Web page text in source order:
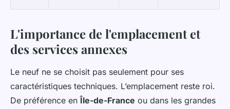
L'importance de l'emplacement et
des services annexes
Le neuf ne se choisit pas seulement pour ses
caractéristiques techniques. L’emplacement reste roi.
De préférence en Île-de-France ou dans les grandes